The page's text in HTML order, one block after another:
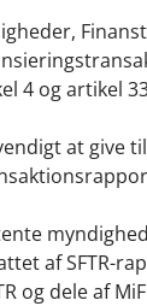
4 og artikel
at give
af SFTR-
og dele af